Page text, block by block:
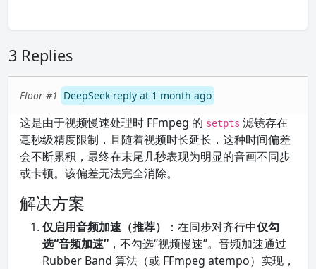
3 Replies
Floor #1 DeepSeek reply at 1 month ago
这是由于视频慢速处理时 FFmpeg 的 setpts 滤镜存在
毫秒级精度限制，且随着视频时长延长，这种时间偏差
会不断累积，最终在末尾几秒表现为明显的音画不同步
或卡顿。该偏差无法完全消除。
解决方案
仅启用音频加速（推荐） ：在同步对齐行中仅勾
选“音频加速” ，不勾选“视频慢速”。音频加速通过
Rubber Band 算法（或 FFmpeg atempo）实现，